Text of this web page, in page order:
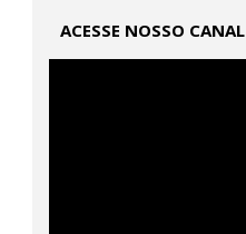
ACESSE NOSSO CANAL